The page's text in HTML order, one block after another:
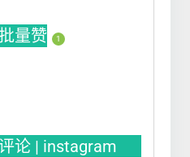
量赞 1
论 | instagram